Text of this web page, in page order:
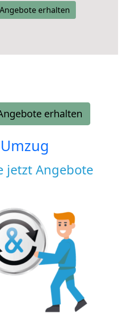
erhalten
erhalten
jetzt Angebote